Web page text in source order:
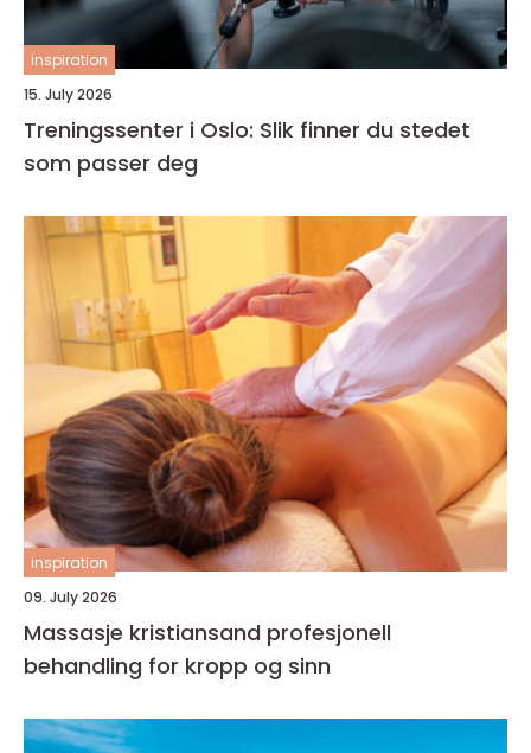
inspiration
15. July 2026
Treningssenter i Oslo: Slik finner du stedet
som passer deg
inspiration
09. July 2026
Massasje kristiansand profesjonell
behandling for kropp og sinn